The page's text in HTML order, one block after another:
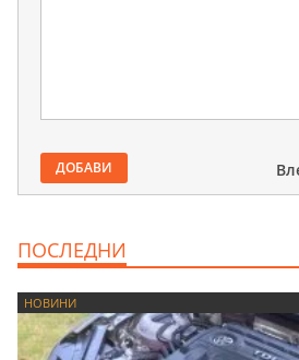
ДОБАВИ
ПОСЛЕДНИ
НОВИНИ